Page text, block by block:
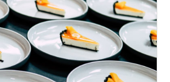
A LA CISTELLA / DETALLS